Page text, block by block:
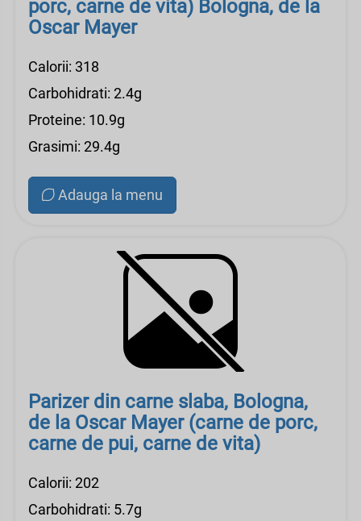
porc, carne de vita) Bologna, de la
Oscar Mayer
Calorii: 318
Carbohidrati: 2.4g
Proteine: 10.9g
Grasimi: 29.4g
Adauga la menu
Parizer din carne slaba, Bologna,
de la Oscar Mayer (carne de porc,
carne de pui, carne de vita)
Calorii: 202
Carbohidrati: 5.7g